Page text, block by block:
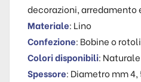
decorazioni, arredamento
Materiale: Lino
Confezione: Bobine o rotoli
Colori disponibili: Naturale
Spessore: Diametro mm 4,